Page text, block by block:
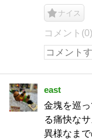
ナイス
コメント(0)
east
金塊を巡
る痛快な
異様なま